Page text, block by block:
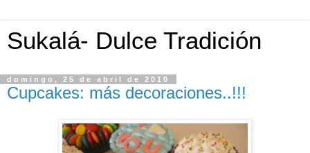
Sukalá- Dulce Tradición
domingo, 25 de abril de 2010
Cupcakes: más decoraciones..!!!